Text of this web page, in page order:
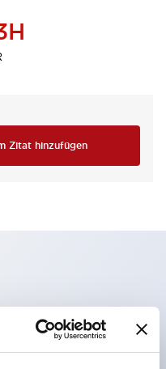
Zitat hinzufügen
ermöglicht eine 4-
der